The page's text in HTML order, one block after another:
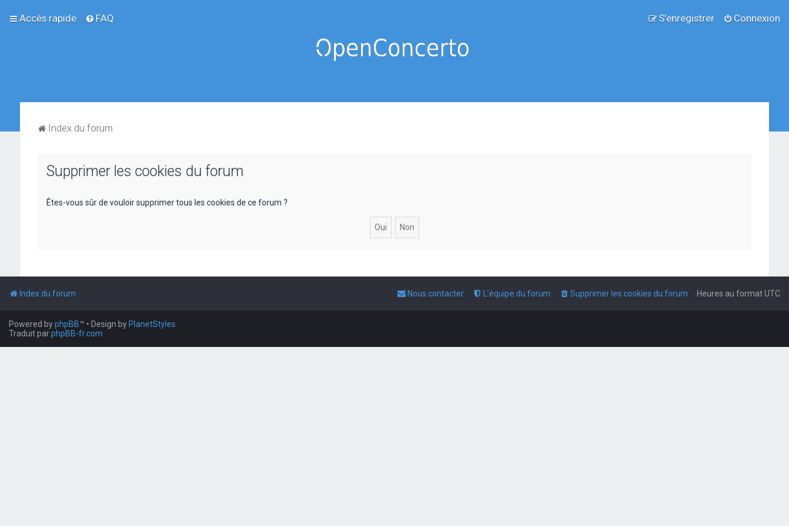
Accès rapide FAQ Connexion
S’enregistrer
Index du forum
Supprimer les cookies du forum
Êtes-vous sûr de vouloir supprimer tous les cookies de ce forum ?
Index du forum Heures au formatUTC
Supprimer les cookies du forum
L’équipe du forum
Nous contacter
Powered byphpBB™ • Design by PlanetStyles
Traduit parphpBB-fr.com